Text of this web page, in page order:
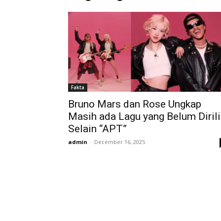
Fakta
Bruno Mars dan Rose Ungkap
Masih ada Lagu yang Belum
Selain “APT”
admin - December 16, 2025